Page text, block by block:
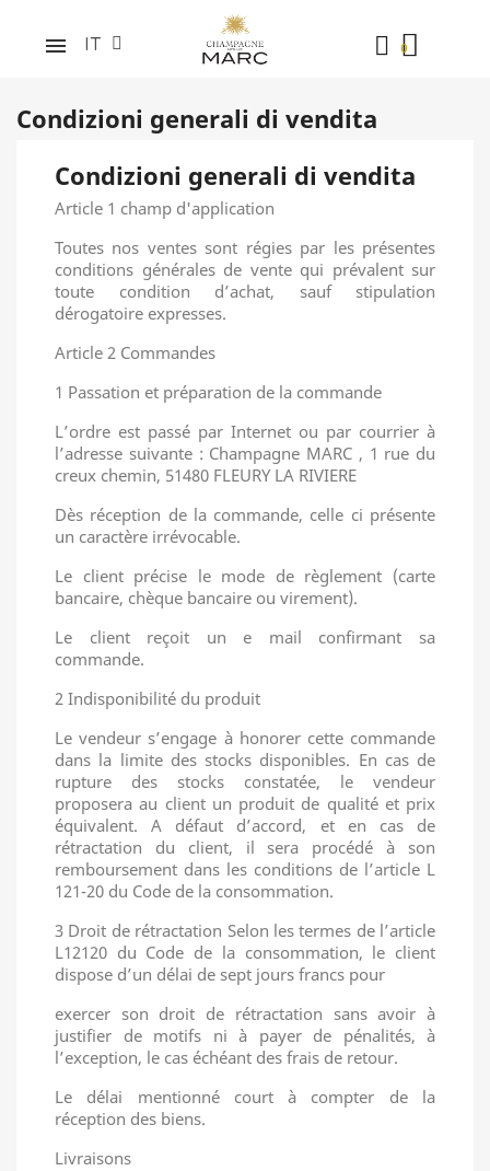
IT
Condizioni generali di vendita
Condizioni generali di vendita
Article 1 champ d'application
Toutes nos ventes sont régies par les présentes
conditions générales de vente qui prévalent sur
toute condition d’achat, sauf stipulation
dérogatoire expresses.
Article 2 Commandes
1 Passation et préparation de la commande
L’ordre est passé par Internet ou par courrier à
l’adresse suivante : Champagne MARC , 1 rue du
creux chemin, 51480 FLEURY LA RIVIERE
Dès réception de la commande, celle ci présente
un caractère irrévocable.
Le client précise le mode de règlement (carte
bancaire, chèque bancaire ou virement).
Le client reçoit un e mail confirmant sa
commande.
2 Indisponibilité du produit
Le vendeur s’engage à honorer cette commande
dans la limite des stocks disponibles. En cas de
rupture des stocks constatée, le vendeur
proposera au client un produit de qualité et prix
équivalent. A défaut d’accord, et en cas de
rétractation du client, il sera procédé à son
remboursement dans les conditions de l’article L
121-20 du Code de la consommation.
3 Droit de rétractation Selon les termes de l’article
L12120 du Code de la consommation, le client
dispose d’un délai de sept jours francs pour
exercer son droit de rétractation sans avoir à
justifier de motifs ni à payer de pénalités, à
l’exception, le cas échéant des frais de retour.
Le délai mentionné court à compter de la
réception des biens.
Livraisons